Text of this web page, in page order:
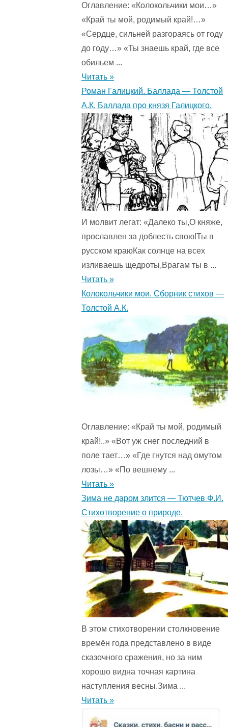
Оглавление: «Колокольчики мои…»
«Край ты мой, родимый край!…»
«Сердце, сильней разгораясь от году
до году…» «Ты знаешь край, где все
обильем ...
Читать »
Роман Галицкий. Баллада — Толстой
А.К. Баллада про князя Галицкого.
И молвит легат: «Далеко ты,О княже,
прославлен за доблесть свою!Ты в
русском краюКак солнце на всех
изливаешь щедроты,Врагам ты в ...
Читать »
Колокольчики мои. Сборник стихов —
Толстой А.К.
Оглавление: «Край ты мой, родимый
край!..» «Вот уж снег последний в
поле тает…» «Где гнутся над омутом
лозы…» «По вешнему ...
Читать »
Зима не даром злится — Тютчев Ф.И.
Стихотворение о природе.
В этом стихотворении столкновение
времён года представ­лено в виде
сказочного сражения, но за ним
хорошо видна точная картина
наступления весны.Зима ...
Читать »